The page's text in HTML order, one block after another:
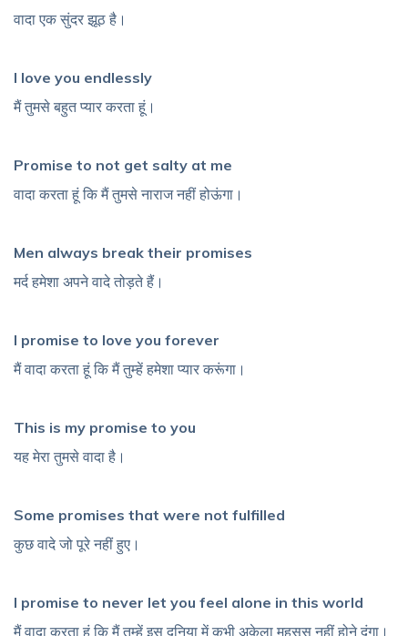
वादा एक सुंदर झूठ है।
I love you endlessly
मैं तुमसे बहुत प्यार करता हूं।
Promise to not get salty at me
वादा करता हूं कि मैं तुमसे नाराज नहीं होऊंगा।
Men always break their promises
मर्द हमेशा अपने वादे तोड़ते हैं।
I promise to love you forever
मैं वादा करता हूं कि मैं तुम्हें हमेशा प्यार करूंगा।
This is my promise to you
यह मेरा तुमसे वादा है।
Some promises that were not fulfilled
कुछ वादे जो पूरे नहीं हुए।
I promise to never let you feel alone in this world
मैं वादा करता हूं कि मैं तुम्हें इस दुनिया में कभी अकेला महसूस नहीं होने दूंगा।